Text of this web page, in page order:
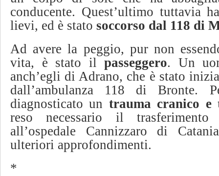
conducente. Quest’ultimo tuttavia
lievi, ed è stato soccorso dal 118 di
Ad avere la peggio, pur non
vita, è stato ilpasseggero. Un
anch’egli di Adrano, che è stato
dall’ambulanza 118 di Bronte.
diagnosticato un trauma cranico
reso necessario il
all’ospedale Cannizzaro di
ulteriori approfondimenti.
*